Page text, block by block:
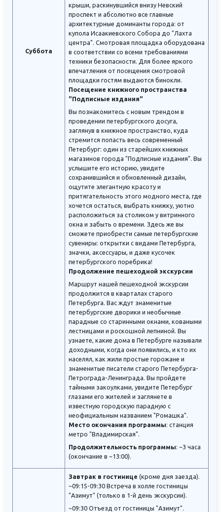
Суббота
крыши, раскинувшийся внизу Невский
проспект и абсолютно все главные
архитектурные доминанты города: от
купола Исаакиевского Собора до "Лахта
центра". Смотровая площадка оборудована
в соответствии со всеми требованиями
техники безопасности. Для более яркого
впечатления от посещения смотровой
площадки гостям выдаются бинокли.
Посещение книжного пространства
"Подписные издания"
Вы познакомитесь с новым трендом в
проведении петербургского досуга,
заглянув в книжное пространство, куда
стремится попасть весь современный
Петербург: один из старейших книжных
магазинов города "Подписные издания". Вы
услышите его историю, увидите
сохранившийся и обновленный дизайн,
ощутите элегантную красоту и
притягательность этого модного места, где
хочется остаться, выбрать книжку, уютно
расположиться за столиком у витринного
окна и забыть о времени. Здесь же вы
сможете приобрести самые петербургские
сувениры: открытки с видами Петербурга,
значки, аксессуары, и даже кусочек
петербургского поребрика!
Продолжение пешеходной экскурсии
Маршрут нашей пешеходной экскурсии
продолжится в кварталах старого
Петербурга. Вас ждут знаменитые
петербургские дворики и необычные
парадные со старинными окнами, коваными
лестницами и роскошной лепниной. Вы
узнаете, какие дома в Петербурге называли
доходными, когда они появились, и кто их
населял, как жили простые горожане и
знаменитые писатели старого Петербурга-
Петрограда-Ленинграда. Вы пройдете
тайными закоулками, увидите Петербург
глазами его жителей и заглянете в
известную городскую парадную с
неофициальным названием "Ромашка".
Место окончания программы: станция
метро "Владимирская".
Продолжительность программы: ~3 часа
(окончание в ~13:00).
Завтрак в гостинице (кроме дня заезда).
~09:15-09:30 Встреча в холле гостиницы
"Азимут" (только в 1-й день экскурсии).
~09:30 Отъезд от гостиницы "Азимут".